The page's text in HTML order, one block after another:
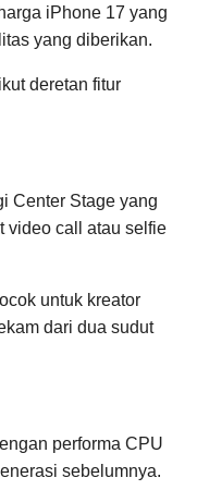
iPhone 17 yang
yang diberikan.
deretan fitur
Center Stage yang
video call atau selfie
untuk kreator
dari dua sudut
performa CPU
sebelumnya.